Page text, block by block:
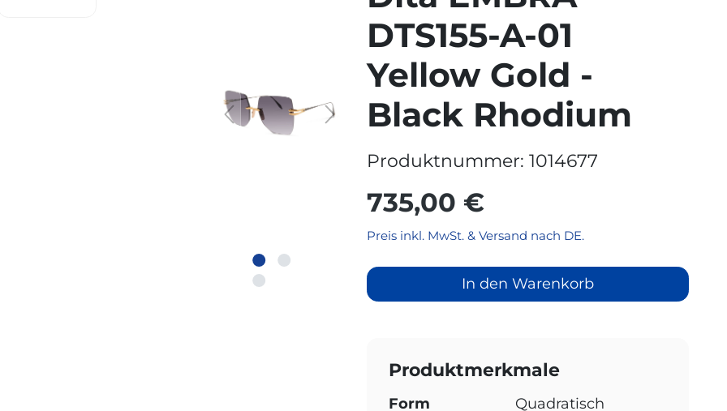
DTS155-A-01
Yellow Gold -
Black Rhodium
Produktnummer:1014677
735,00 €
Preis inkl. MwSt. & Versand nach DE.
In den Warenkorb
Produktmerkmale
Form Quadratisch